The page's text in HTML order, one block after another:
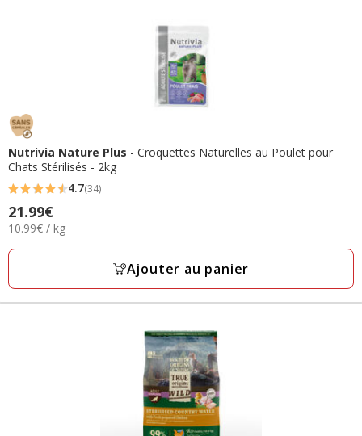
Nutrivia Nature Plus - Croquettes Naturelles au Poulet pour
Chats Stérilisés - 2kg
4.7
étoiles
avec
34
4.7(34)
Prix
21.99€
21.99€
10.99€
Kg
10.99€ / kg
Ajouter au panier